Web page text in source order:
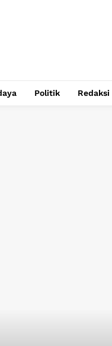
Politik Redaksi